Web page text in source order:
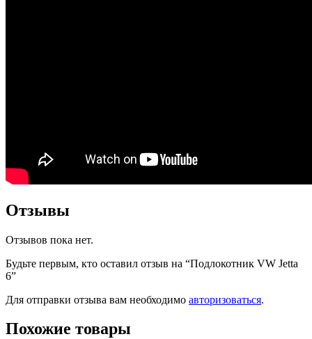
Отзывы
Отзывов пока нет.
Будьте первым, кто оставил отзыв на “Подлокотник VW Jetta
6”
Для отправки отзыва вам необходимо авторизоваться.
Похожие товары